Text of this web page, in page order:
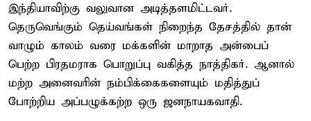
இந்தியாவிற்கு வலுவான அடித்தளமிட்டவர்.
தெருவெங்கும் தெய்வங்கள் நிறைந்த தேசத்தில் தான்
வாழும் காலம் வரை மக்களின் மாறாத அன்பைப்
பெற்ற பிரதமராக பொறுப்பு வகித்த நாத்திகர். ஆனால்
மற்ற அனைவரின் நம்பிக்கைகளையும் மதித்துப்
போற்றிய அப்பழுக்கற்ற ஒரு ஜனநாயகவாதி.